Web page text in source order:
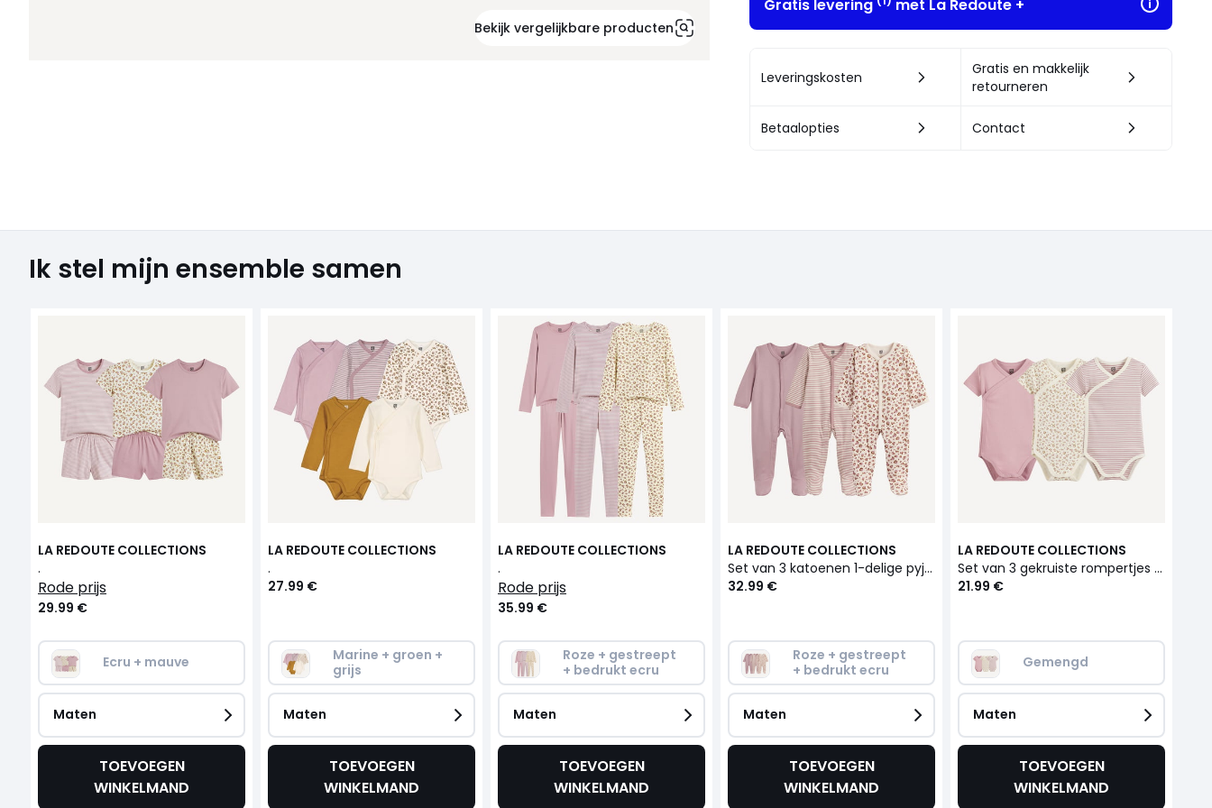
Bekijk vergelijkbare producten
Gratis levering
met La Redoute +
Leveringskosten
Gratis en makkelijk
retourneren
Betaalopties Contact
Ik stel mijn ensemble samen
LA REDOUTE COLLECTIONS
.
rode prijs
29.99 €
Ecru + mauve
Maten
TOEVOEGEN
WINKELMAND
LA REDOUTE COLLECTIONS
.
27.99 €
Marine + groen +
grijs
Maten
TOEVOEGEN
WINKELMAND
LA REDOUTE COLLECTIONS
.
rode prijs
35.99 €
Roze + gestreept
+ bedrukt ecru
Maten
TOEVOEGEN
WINKELMAND
LA REDOUTE COLLECTIONS
Set van 3 katoenen 1-delige pyjama's, luipaardprint en strepen
32.99 €
Roze + gestreept
+ bedrukt ecru
Maten
TOEVOEGEN
WINKELMAND
LA REDOUTE COLLECTIONS
Set van 3 gekruiste rompertjes met korte mouwen
21.99 €
Gemengd
Maten
TOEVOEGEN
WINKELMAND